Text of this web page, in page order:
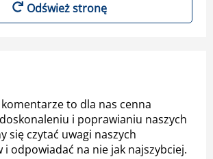
Odśwież stronę
to dla nas cenna
i poprawianiu naszych
się czytać uwagi naszych
i odpowiadać na nie jak najszybciej.